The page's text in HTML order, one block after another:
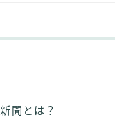
聞とは？